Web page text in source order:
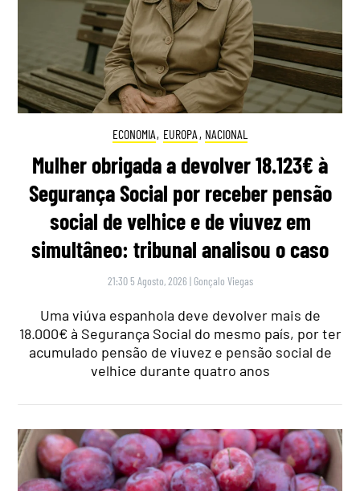
ECONOMIA, EUROPA , NACIONAL
Mulher obrigada a devolver 18.123€ à
Segurança Social por receber pensão
social de velhice e de viuvez em
simultâneo: tribunal analisou o caso
21:30 5 Agosto, 2026 | Gonçalo Viegas
Uma viúva espanhola deve devolver mais de
18.000€ à Segurança Social do mesmo país, por ter
acumulado pensão de viuvez e pensão social de
velhice durante quatro anos